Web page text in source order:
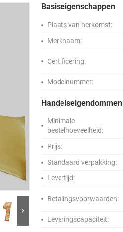
Basiseigenschappen
Plaats van herkomst:
Merknaam:
Certificering:
Modelnummer:
Handelseigendommen
Minimale
bestelhoeveelheid:
Prijs:
Standaard verpakking:
Levertijd:
Betalingsvoorwaarden:
Leveringscapaciteit: